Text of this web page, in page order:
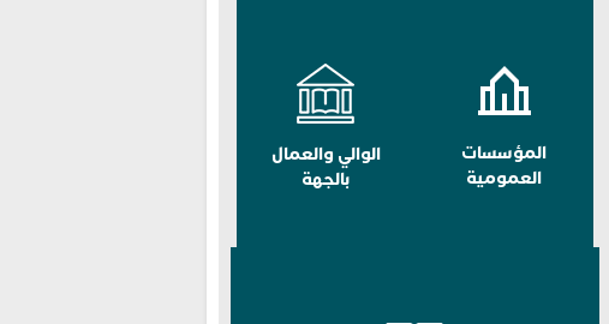
المؤسسات
العمومية
الوالي والعمال
بالجهة